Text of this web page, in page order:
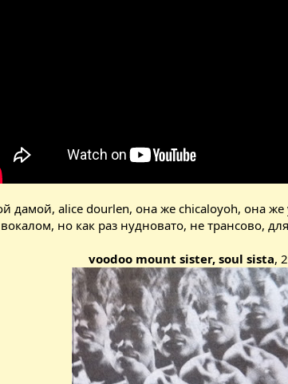
дамой, alice dourlen, она же сhicaloyoh, она
но как раз нудновато, не трансово,
voodoo mount sister, soul sista,